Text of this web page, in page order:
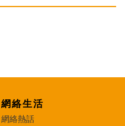
網絡生活
網絡熱話